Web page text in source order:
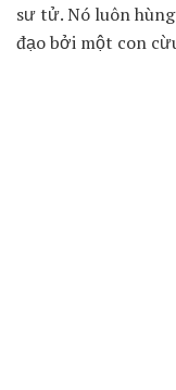
sư tử. Nó luôn
đạo bởi một con